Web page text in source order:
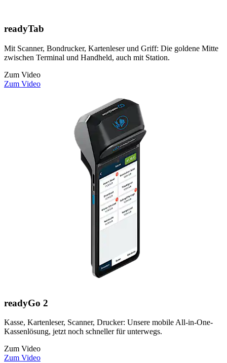
readyTab
Mit Scanner, Bondrucker, Kartenleser und Griff: Die goldene Mitte
zwischen Terminal und Handheld, auch mit Station.
Zum Video
Zum Video
readyGo 2
Kasse, Kartenleser, Scanner, Drucker: Unsere mobile All-in-One-
Kassenlösung, jetzt noch schneller für unterwegs.
Zum Video
Zum Video